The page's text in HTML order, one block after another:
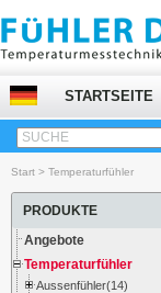
STARTSEITE
SUCHE
Start > Temperaturfühler
PRODUKTE
Angebote
Temperaturfühler
Aussenfühler(14)